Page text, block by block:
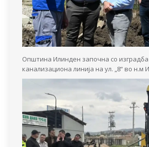
Општина Илинден започна со
канализациона линија на ул. „8“ во н.м